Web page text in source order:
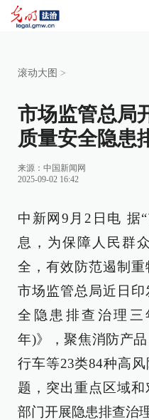
滚动大图 >
市场监管总局
质量安全隐患
来源： 中国新闻网
2025-09-02 16:42
中新网9月2日电 据
息，为保障人民群
全，有效防范遏制重
市场监管总局近日
全隐患排查治理三
年)》，聚焦消防产
行车等23类84种高
题，突出重点区域
部门开展隐患排查治理